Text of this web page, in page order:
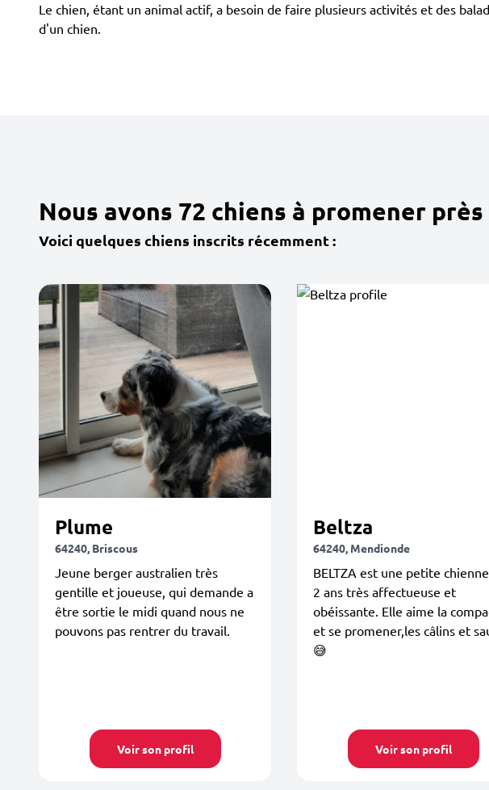
Le chien, étant un animal actif, a besoin de faire plusieurs activités et des
d'un chien.
Nous avons 72 chiens à promener
Voici quelques chiens inscrits récemment :
Plume
64240, Briscous
Jeune berger australien très
gentille et joueuse, qui demande a
être sortie le midi quand nous ne
pouvons pas rentrer du travail.
Voir son profil
Beltza
64240, Mendionde
BELTZA est une petite
2 ans très affectueuse et
obéissante. Elle aime la
et se promener,les câlins et
😅
Voir son profil